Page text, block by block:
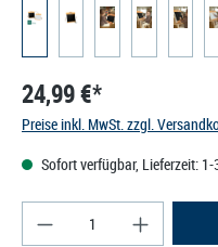
24,99 €*
Preise inkl. MwSt. zzgl.
Sofort verfügbar, Lieferzeit:
Produkt Anzahl: